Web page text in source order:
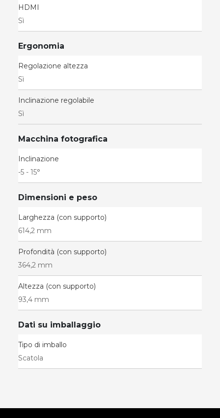
HDMI
Sì
Ergonomia
Regolazione altezza
Sì
Inclinazione regolabile
Sì
Macchina fotografica
Inclinazione
-5 - 15°
Dimensioni e peso
Larghezza (con supporto)
614,2 mm
Profondità (con supporto)
364,2 mm
Altezza (con supporto)
93,4 mm
Dati su imballaggio
Tipo di imballo
Scatola